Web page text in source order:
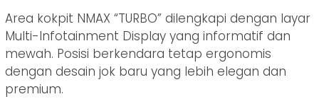
Area kokpit NMAX “TURBO” dilengkapi dengan layar
Multi-Infotainment Display yang informatif dan
mewah. Posisi berkendara tetap ergonomis
dengan desain jok baru yang lebih elegan dan
premium.